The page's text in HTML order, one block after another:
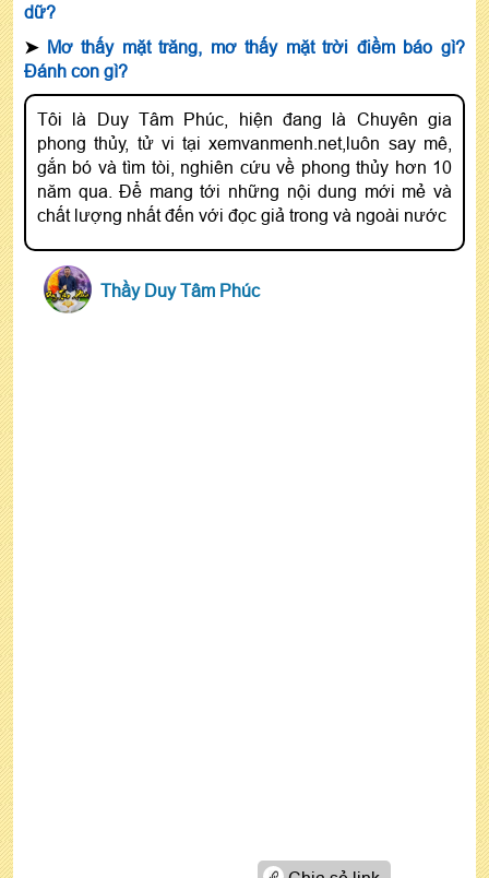
dữ?
➤ Mơ thấy mặt trăng, mơ thấy mặt trời điềm báo gì?
Đánh con gì?
Tôi là Duy Tâm Phúc, hiện đang là Chuyên gia
phong thủy, tử vi tại xemvanmenh.net,luôn say mê,
gắn bó và tìm tòi, nghiên cứu về phong thủy hơn 10
năm qua. Để mang tới những nội dung mới mẻ và
chất lượng nhất đến với đọc giả trong và ngoài nước
Thầy Duy Tâm Phúc